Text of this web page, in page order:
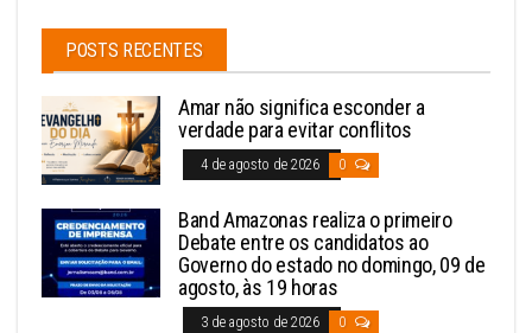
POSTS RECENTES
Amar não significa esconder a
verdade para evitar conflitos
4 de agosto de 2026 0
Band Amazonas realiza o primeiro
Debate entre os candidatos ao
Governo do estado no domingo, 09 de
agosto, às 19 horas
3 de agosto de 2026 0